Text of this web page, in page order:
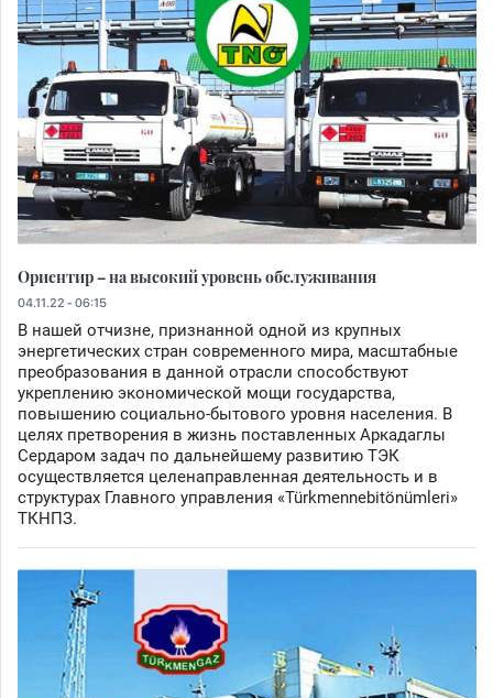
Ориентир – на высокий уровень обслуживания
04.11.22 - 06:15
В нашей отчизне, признанной одной из крупных
энергетических стран современного мира, масштабные
преобразования в данной отрасли способствуют
укреплению экономической мощи государства,
повышению социально-бытового уровня населения. В
целях претворения в жизнь поставленных Аркадаглы
Сердаром задач по дальнейшему развитию ТЭК
осуществляется целенаправленная деятельность и в
структурах Главного управления «Türkmennebitönümleri»
ТКНПЗ.